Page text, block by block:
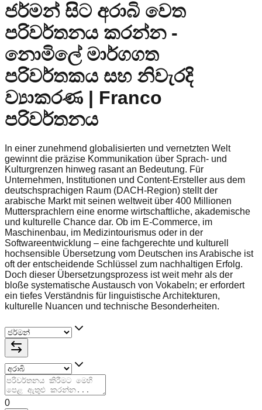
ජර්මන් සිට අරාබි වෙත
පරිවර්තනය කරන්න -
නොමිලේ මාර්ගගත
පරිවර්තකය සහ නිවැරදි
ව්‍යාකරණ | Franco
පරිවර්තනය
In einer zunehmend globalisierten und vernetzten Welt
gewinnt die präzise Kommunikation über Sprach- und
Kulturgrenzen hinweg rasant an Bedeutung. Für
Unternehmen, Institutionen und Content-Ersteller aus dem
deutschsprachigen Raum (DACH-Region) stellt der
arabische Markt mit seinen weltweit über 400 Millionen
Muttersprachlern eine enorme wirtschaftliche, akademische
und kulturelle Chance dar. Ob im E-Commerce, im
Maschinenbau, im Medizintourismus oder in der
Softwareentwicklung – eine fachgerechte und kulturell
hochsensible Übersetzung vom Deutschen ins Arabische ist
oft der entscheidende Schlüssel zum nachhaltigen Erfolg.
Doch dieser Übersetzungsprozess ist weit mehr als der
bloße systematische Austausch von Vokabeln; er erfordert
ein tiefes Verständnis für linguistische Architekturen,
kulturelle Nuancen und technische Besonderheiten.
0